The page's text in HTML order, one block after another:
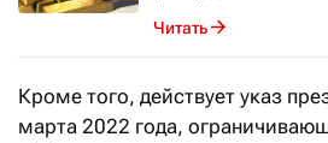
Читать
Кроме того, действует указ
марта 2022 года,